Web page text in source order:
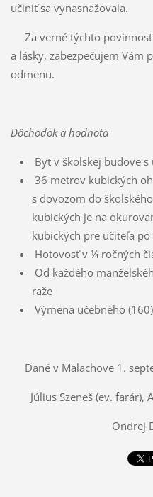
učiniť sa vynasnažovala.
Za verné týchto
a lásky, zabezpečujem
odmenu.
Dôchodok a hodnota
Byt v školskej budove
36 metrov kubických
s dovozom do
kubických je na
kubických pre učiteľa po
Hotovosť v ¼ ročných
Od každého
raže
Výmena učebného
Dané v Malachove 1.
Július Szeneš (ev.
Ondrej